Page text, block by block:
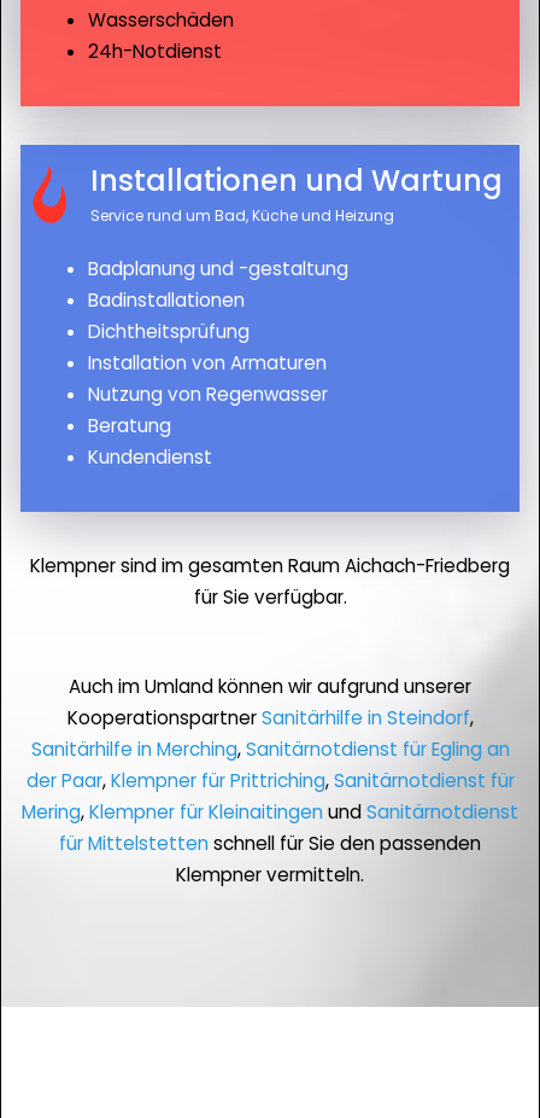
Wasserschäden
24h-Notdienst
Installationen und Wartung
Service rund um Bad, Küche und Heizung
Badplanung und -gestaltung
Badinstallationen
Dichtheitsprüfung
Installation von Armaturen
Nutzung von Regenwasser
Beratung
Kundendienst
Klempner sind im gesamten Raum Aichach-Friedberg
für Sie verfügbar.
Auch im Umland können wir aufgrund unserer
KooperationspartnerSanitärhilfe in Steindorf,
Sanitärhilfe in Merching,Sanitärnotdienst für Egling an
der Paar,Klempner für Prittriching,Sanitärnotdienst für
Mering,Klempner für KleinaitingenundSanitärnotdienst
für Mittelstettenschnell für Sie den passenden
Klempner vermitteln.